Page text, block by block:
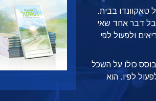
טאקוונדו בבית.
דבר אחד שאי
ולפעול לפי
כולו על השכל
לפיו. הוא